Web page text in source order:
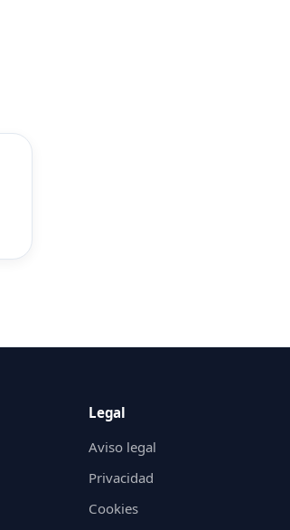
Legal
Aviso legal
Privacidad
Cookies